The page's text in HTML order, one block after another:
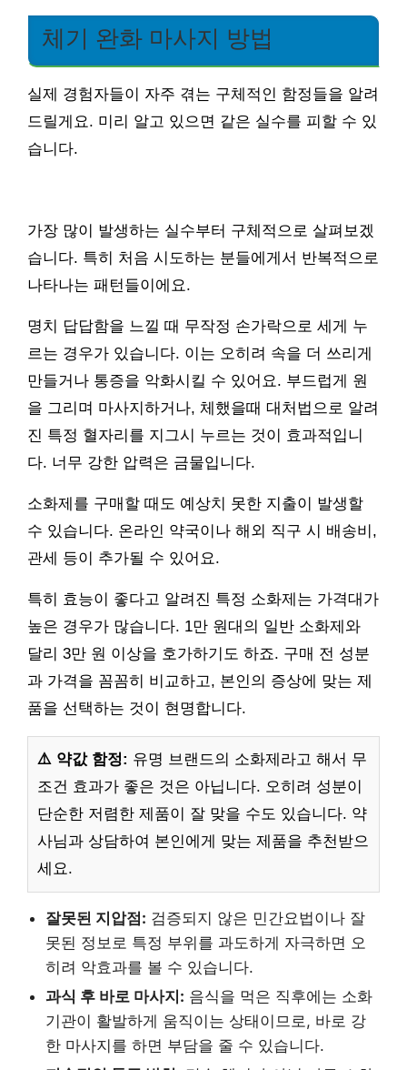
체기 완화 마사지 방법
실제 경험자들이 자주 겪는 구체적인 함정들을 알려
드릴게요. 미리 알고 있으면 같은 실수를 피할 수 있
습니다.
가장 많이 발생하는 실수부터 구체적으로 살펴보겠
습니다. 특히 처음 시도하는 분들에게서 반복적으로
나타나는 패턴들이에요.
명치 답답함을 느낄 때 무작정 손가락으로 세게 누
르는 경우가 있습니다. 이는 오히려 속을 더 쓰리게
만들거나 통증을 악화시킬 수 있어요. 부드럽게 원
을 그리며 마사지하거나, 체했을때 대처법으로 알려
진 특정 혈자리를 지그시 누르는 것이 효과적입니
다. 너무 강한 압력은 금물입니다.
소화제를 구매할 때도 예상치 못한 지출이 발생할
수 있습니다. 온라인 약국이나 해외 직구 시 배송비,
관세 등이 추가될 수 있어요.
특히 효능이 좋다고 알려진 특정 소화제는 가격대가
높은 경우가 많습니다. 1만 원대의 일반 소화제와
달리 3만 원 이상을 호가하기도 하죠. 구매 전 성분
과 가격을 꼼꼼히 비교하고, 본인의 증상에 맞는 제
품을 선택하는 것이 현명합니다.
⚠️ 약값 함정: 유명 브랜드의 소화제라고 해서 무
조건 효과가 좋은 것은 아닙니다. 오히려 성분이
단순한 저렴한 제품이 잘 맞을 수도 있습니다. 약
사님과 상담하여 본인에게 맞는 제품을 추천받으
세요.
잘못된 지압점: 검증되지 않은 민간요법이나 잘
못된 정보로 특정 부위를 과도하게 자극하면 오
히려 악효과를 볼 수 있습니다.
과식 후 바로 마사지: 음식을 먹은 직후에는 소화
기관이 활발하게 움직이는 상태이므로, 바로 강
한 마사지를 하면 부담을 줄 수 있습니다.